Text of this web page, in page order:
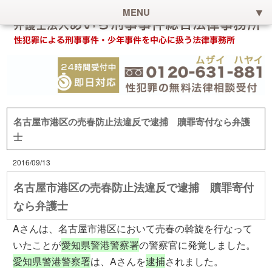
MENU
名古屋市港区の売春防止法違反で逮捕 贖罪寄付なら弁護
士
2016/09/13
名古屋市港区の売春防止法違反で逮捕 贖罪寄付
なら弁護士
Aさんは、名古屋市港区において売春の斡旋を行なって
いたことが愛知県警港警察署の警察官に発覚しました。
愛知県警港警察署は、Aさんを逮捕されました。